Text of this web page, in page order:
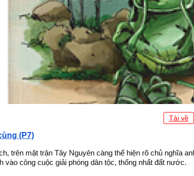
Tải về
(P7)
trên mặt trận Tây Nguyên càng thể hiện rõ chủ nghĩa
vào công cuộc giải phóng dân tộc, thống nhất đất nước.